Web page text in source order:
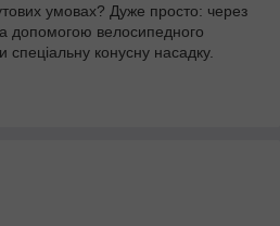
умовах? Дуже просто: через
допомогою велосипедного
конусну насадку.